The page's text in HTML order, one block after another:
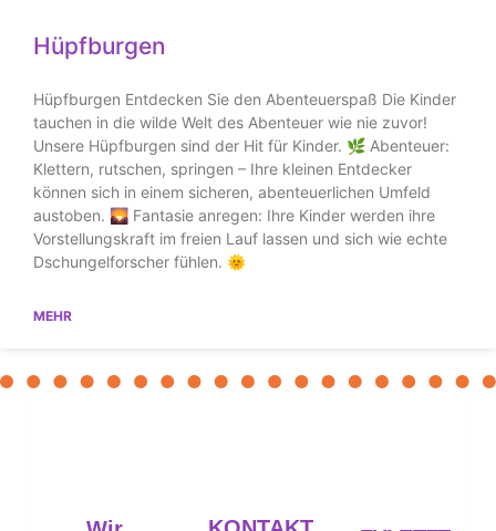
Hüpfburgen
Hüpfburgen Entdecken Sie den Abenteuerspaß Die Kinder
tauchen in die wilde Welt des Abenteuer wie nie zuvor!
Unsere Hüpfburgen sind der Hit für Kinder. 🌿 Abenteuer:
Klettern, rutschen, springen – Ihre kleinen Entdecker
können sich in einem sicheren, abenteuerlichen Umfeld
austoben. 🌄 Fantasie anregen: Ihre Kinder werden ihre
Vorstellungskraft im freien Lauf lassen und sich wie echte
Dschungelforscher fühlen. 🌞
MEHR